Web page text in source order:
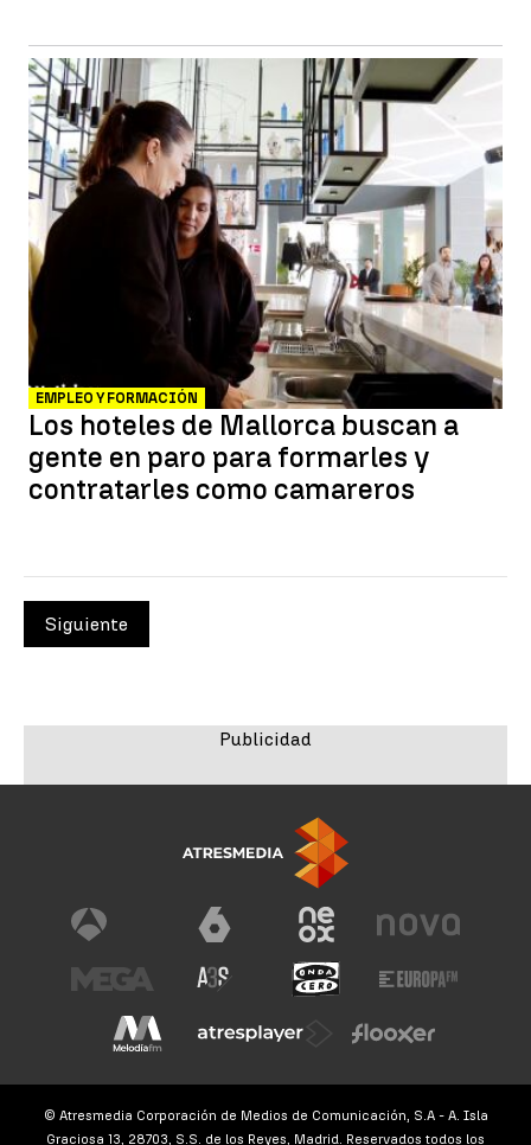
EMPLEO Y FORMACIÓN
Los hoteles de Mallorca buscan a
gente en paro para formarles y
contratarles como camareros
Siguiente
© Atresmedia Corporación de Medios de Comunicación, S.A - A. Isla
Graciosa 13, 28703, S.S. de los Reyes, Madrid. Reservados todos los